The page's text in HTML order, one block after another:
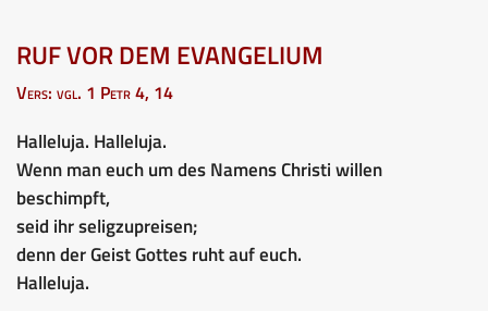
RUF VOR DEM EVANGELIUM
Vers: vgl. 1 Petr 4, 14
Halleluja. Halleluja.
Wenn man euch um des Namens Christi willen
beschimpft,
seid ihr seligzupreisen;
denn der Geist Gottes ruht auf euch.
Halleluja.